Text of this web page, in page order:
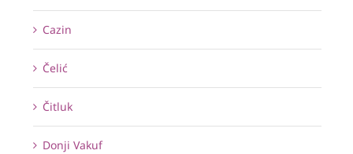
Cazin
Čelić
Čitluk
Donji Vakuf